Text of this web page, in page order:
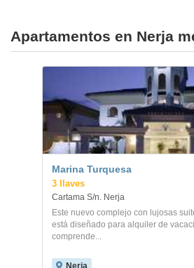
Apartamentos en Nerja
Marina Turquesa
3 llaves
Cartama S/n. Nerja
Este nuevo complejo con lujosas
está diseñado para alquiler de
comprende...
Nerja